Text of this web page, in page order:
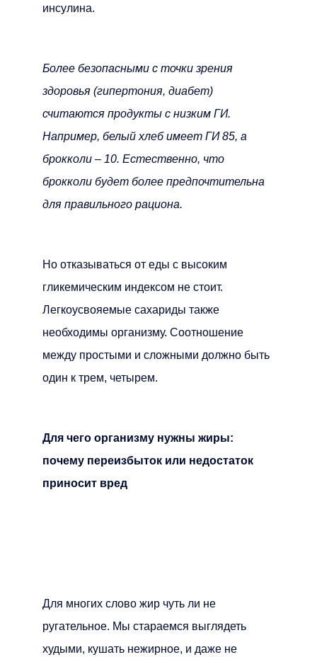
инсулина.
Более безопасными с точки зрения
здоровья (гипертония, диабет)
считаются продукты с низким ГИ.
Например, белый хлеб имеет ГИ 85, а
брокколи – 10. Естественно, что
брокколи будет более предпочтительна
для правильного рациона.
Но отказываться от еды с высоким
гликемическим индексом не стоит.
Легкоусвояемые сахариды также
необходимы организму. Соотношение
между простыми и сложными должно быть
один к трем, четырем.
Для чего организму нужны жиры:
почему переизбыток или недостаток
приносит вред
Для многих слово жир чуть ли не
ругательное. Мы стараемся выглядеть
худыми, кушать нежирное, и даже не